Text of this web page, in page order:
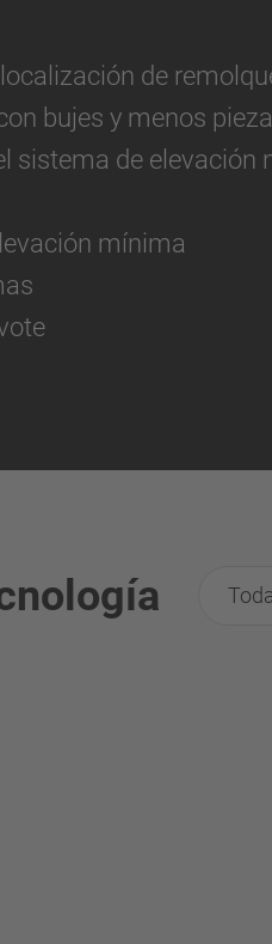
de
bujes y menos
sistema de elevación
mínima